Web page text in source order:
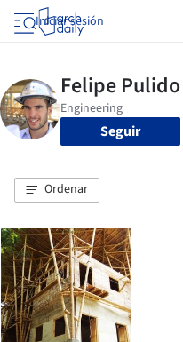
Iniciar sesión
Seguir
Ordenar